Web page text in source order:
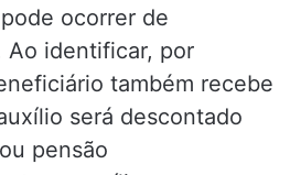
ocorrer de
Ao identificar, por
também recebe
será descontado
pensão